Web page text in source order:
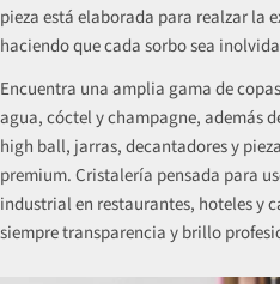
i
l
a
c
i
ó
pieza está elaborada para realzar la
haciendo que cada sorbo sea
Encuentra una amplia gama de
agua, cóctel y champagne, además
high ball, jarras, decantadores y
premium. Cristalería pensada para
industrial en restaurantes, hoteles y
siempre transparencia y brillo